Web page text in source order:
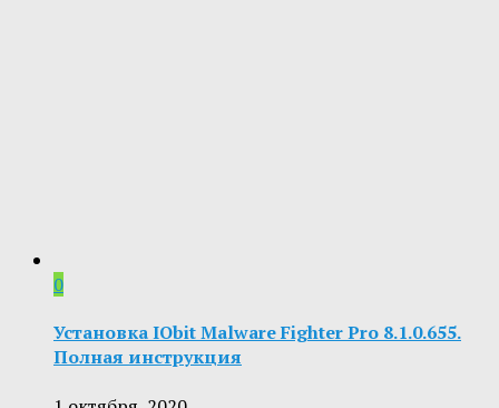
0
Установка IObit Malware Fighter Pro 8.1.0.655.
Полная инструкция